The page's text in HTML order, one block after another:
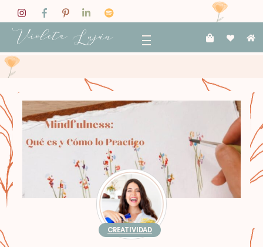
content
Menu
CREATIVIDAD